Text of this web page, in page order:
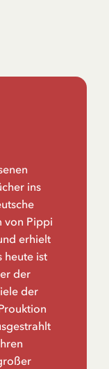
ins
von Pippi
erhielt
heute ist
der
der